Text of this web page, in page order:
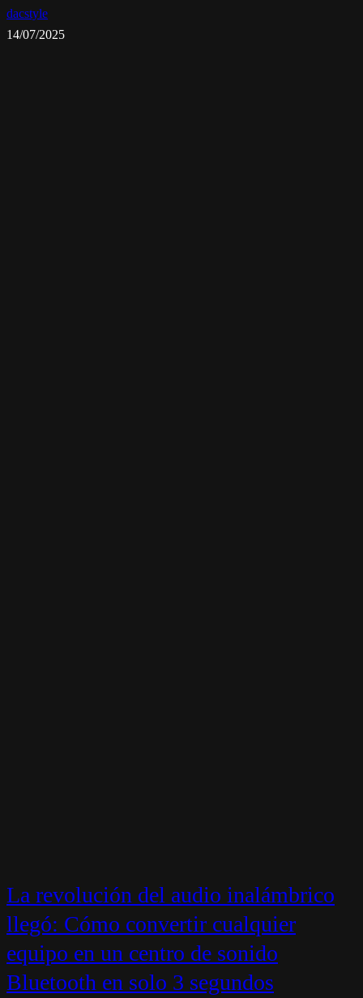
dacstyle
14/07/2025
La revolución del audio inalámbrico
llegó: Cómo convertir cualquier
equipo en un centro de sonido
Bluetooth en solo 3 segundos